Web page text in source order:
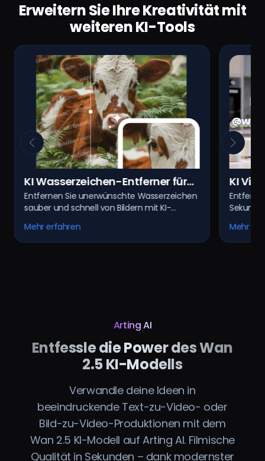
Erweitern Sie Ihre Kreativität mit
weiteren KI-Tools
KI Wasserzeichen-Entferner für
Bilder
Entfernen Sie unerwünschte Wasserzeichen
sauber und schnell von Bildern mit KI-
mehr!
Mehr erfahren
KI
Mehr
Arting AI
Entfessle die Power des Wan
2.5 KI-Modells
Verwandle deine Ideen in
beeindruckende Text-zu-Video- oder
Bild-zu-Video-Produktionen mit dem
Wan 2.5 KI-Modell auf Arting AI. Filmische
Qualität in Sekunden – dank modernster